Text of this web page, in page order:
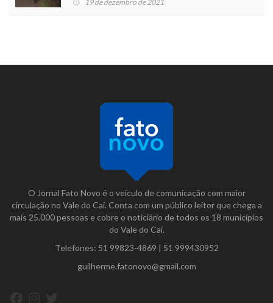
19 de dezembro de 2021
O Jornal Fato Novo é o veículo de comunicação com maior
circulação no Vale do Caí. Conta com um público leitor que chega a
mais 25.000 pessoas e cobre o noticiário de todos os 18 municípios
do Vale do Caí.
Telefones: 51 99823-4869 | 51 999430952
guilherme.fatonovo@gmail.com